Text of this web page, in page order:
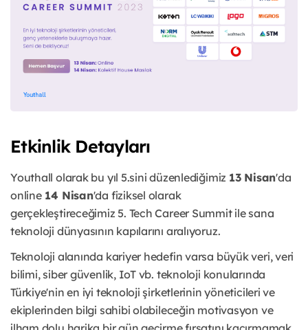
Etkinlik Detayları
Youthall olarak bu yıl 5.sini düzenlediğimiz 13 Nisan'da
online14 Nisan'da fiziksel olarak
gerçekleştireceğimiz 5. Tech Career Summit ile sana
teknoloji dünyasının kapılarını aralıyoruz.
Teknoloji alanında kariyer hedefin varsa büyük veri, veri
bilimi, siber güvenlik, IoT vb. teknoloji konularında
Türkiye'nin en iyi teknoloji şirketlerinin yöneticileri ve
ekiplerinden bilgi sahibi olabileceğin motivasyon ve